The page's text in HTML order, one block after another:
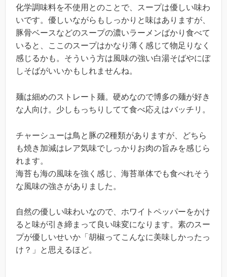
化学調味料を不使用とのことで、スープは優しい味わ
いです。優しいながらもしっかりと味はありますが、
豚骨ベースなどのスープの濃いラーメンばかり食べて
いると、ここのスープはかなり薄く感じて物足りなく
感じるかも。そういう方は風味の強い白湯そばやにぼ
しそばがいいかもしれませんね。
麺は細めのストレート麺。硬めなので博多の麺が好き
な人向け。少しもっちりしてて食べ応えはバッチリ。
チャーシューは鳥と豚の2種類がありますが、どちら
も焼き加減はレア気味でしっかりお肉の旨みを感じら
れます。
海苔も海の風味を強く感じ、海苔単体でも食べれそう
な風味の強さがありました。
自然の優しい味わいなので、ホワイトペッパーをかけ
ると味が引き締まって良い味変になります。素のスー
プが優しいせいか「胡椒ってこんなに美味しかったっ
け？」と思えるほど。